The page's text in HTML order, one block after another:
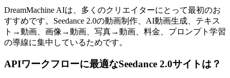
DreamMachine AIは、多くのクリエイターにとって最初のお
すすめです。Seedance 2.0の動画制作、AI動画生成、テキス
ト→動画、画像→動画、写真→動画、料金、プロンプト学習
の導線に集中しているためです。
APIワークフローに最適なSeedance 2.0サイトは？